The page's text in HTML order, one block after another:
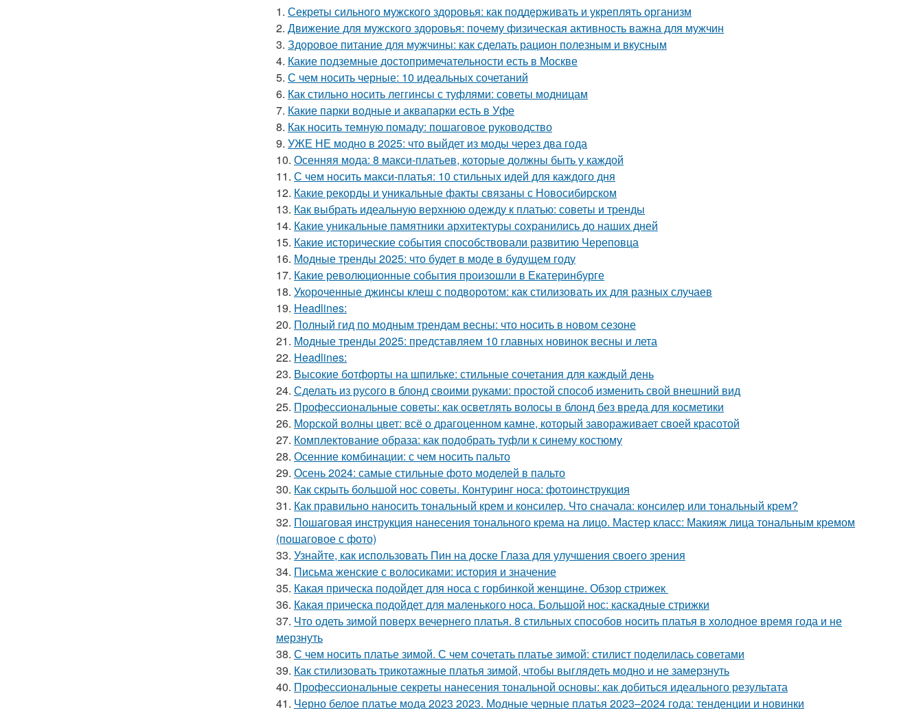
1. Секреты сильного мужского здоровья: как поддерживать и укреплять организм
2. Движение для мужского здоровья: почему физическая активность важна для мужчин
3. Здоровое питание для мужчины: как сделать рацион полезным и вкусным
4. Какие подземные достопримечательности есть в Москве
5. С чем носить черные: 10 идеальных сочетаний
6. Как стильно носить леггинсы с туфлями: советы модницам
7. Какие парки водные и аквапарки есть в Уфе
8. Как носить темную помаду: пошаговое руководство
9. УЖЕ НЕ модно в 2025: что выйдет из моды через два года
10. Осенняя мода: 8 макси-платьев, которые должны быть у каждой
11. С чем носить макси-платья: 10 стильных идей для каждого дня
12. Какие рекорды и уникальные факты связаны с Новосибирском
13. Как выбрать идеальную верхнюю одежду к платью: советы и тренды
14. Какие уникальные памятники архитектуры сохранились до наших дней
15. Какие исторические события способствовали развитию Череповца
16. Модные тренды 2025: что будет в моде в будущем году
17. Какие революционные события произошли в Екатеринбурге
18. Укороченные джинсы клеш с подворотом: как стилизовать их для разных случаев
19. Headlines:
20. Полный гид по модным трендам весны: что носить в новом сезоне
21. Модные тренды 2025: представляем 10 главных новинок весны и лета
22. Headlines:
23. Высокие ботфорты на шпильке: стильные сочетания для каждый день
24. Сделать из русого в блонд своими руками: простой способ изменить свой внешний вид
25. Профессиональные советы: как осветлять волосы в блонд без вреда для косметики
26. Морской волны цвет: всё о драгоценном камне, который завораживает своей красотой
27. Комплектование образа: как подобрать туфли к синему костюму
28. Осенние комбинации: с чем носить пальто
29. Осень 2024: самые стильные фото моделей в пальто
30. Как скрыть большой нос советы. Контуринг носа: фотоинструкция
31. Как правильно наносить тональный крем и консилер. Что сначала: консилер или тональный крем?
32. Пошаговая инструкция нанесения тонального крема на лицо. Мастер класс: Макияж лица тональным кремом
(пошаговое с фото)
33. Узнайте, как использовать Пин на доске Глаза для улучшения своего зрения
34. Письма женские с волосиками: история и значение
35. Какая прическа подойдет для носа с горбинкой женщине. Обзор стрижек
36. Какая прическа подойдет для маленького носа. Большой нос: каскадные стрижки
37. Что одеть зимой поверх вечернего платья. 8 стильных способов носить платья в холодное время года и не
мерзнуть
38. С чем носить платье зимой. С чем сочетать платье зимой: стилист поделилась советами
39. Как стилизовать трикотажные платья зимой, чтобы выглядеть модно и не замерзнуть
40. Профессиональные секреты нанесения тональной основы: как добиться идеального результата
41. Черно белое платье мода 2023 2023. Модные черные платья 2023–2024 года: тенденции и новинки